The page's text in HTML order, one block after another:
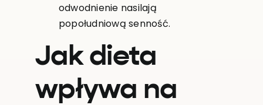
odwodnienie nasilają
popołudniową senność.
Jak dieta
wpływa na